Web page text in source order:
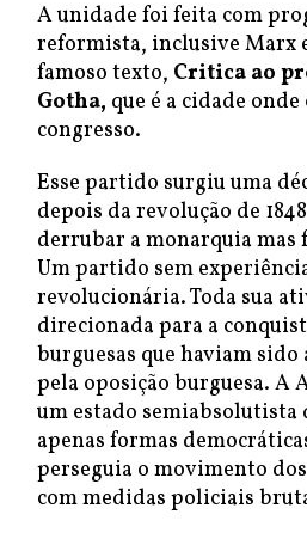
A unidade foi feita com
reformista, inclusive Marx
famoso texto, Critica ao
Gotha, que é a cidade
congresso.
Esse partido surgiu uma
depois da revolução de
derrubar a monarquia mas
Um partido sem
revolucionária. Toda sua
direcionada para a
burguesas que haviam sido
pela oposição burguesa. A
um estado semiabsolutista
apenas formas
perseguia o movimento
com medidas policiais